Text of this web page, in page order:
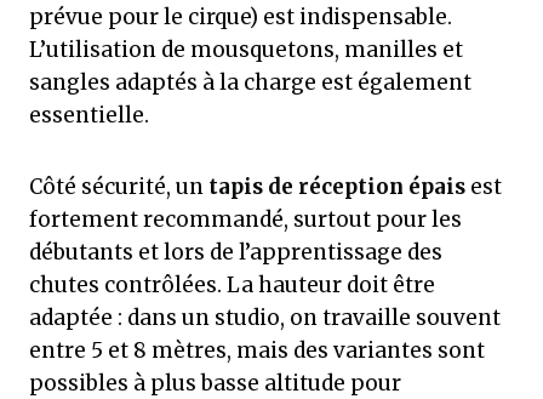
prévue pour le cirque) est indispensable.
L’utilisation de mousquetons, manilles et
sangles adaptés à la charge est également
essentielle.
Côté sécurité, un tapis de réception épais est
fortement recommandé, surtout pour les
débutants et lors de l’apprentissage des
chutes contrôlées. La hauteur doit être
adaptée : dans un studio, on travaille souvent
entre 5 et 8 mètres, mais des variantes sont
possibles à plus basse altitude pour